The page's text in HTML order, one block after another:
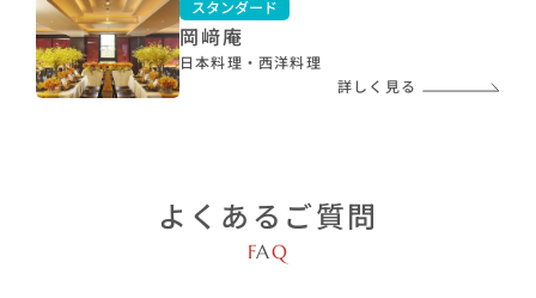
スタンダード
岡﨑庵
日本料理・西洋料理
詳しく見る
よくあるご質問
FAQ